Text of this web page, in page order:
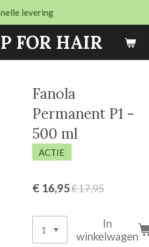
FOR HAIR
levering
Fanola
Permanent P1 -
500 ml
ACTIE
€ 16,95€ 17,95
In
winkelwagen